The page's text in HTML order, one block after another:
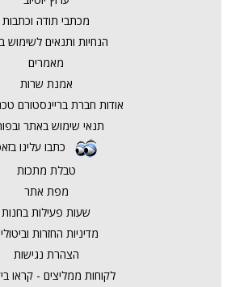
מכתבי תודה וכתבות
הנחיות ותנאים לשימוש
מאמרים
אמנת שרות
אודות חברת בריינסטורם
תנאי שימוש באתר
כתבו עלינו
טבלת מתכות
מפת אתר
שעות פעילות בחנות
מדיניות החזרות
הצהרת נגישות
לקוחות ממליצים - קראו